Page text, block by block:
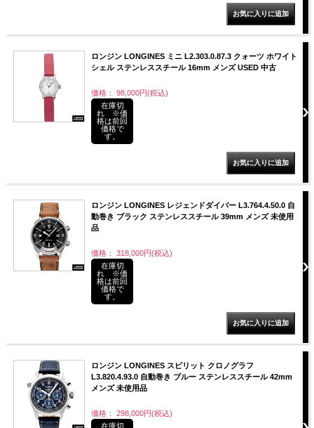
ロンジン LONGINES ミニ L2.303.0.87.3 クォーツ ホワイト
シェル ステンレススチール 16mm メンズ USED 中古
価格： 98,000円(税込)
在庫切
れ ※価
格は前回
価格で
す。
ロンジン LONGINES レジェンドダイバー L3.764.4.50.0 自
動巻き ブラック ステンレススチール 39mm メンズ 未使用
品
価格： 318,000円(税込)
在庫切
れ ※価
格は前回
価格で
す。
ロンジン LONGINES スピリット クロノグラフ
L3.820.4.93.0 自動巻き ブルー ステンレススチール 42mm
メンズ 未使用品
価格： 298,000円(税込)
在庫切